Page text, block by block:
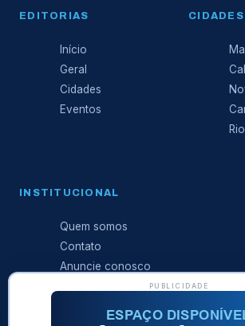
EDITORIAS
Início
Geral
Cidades
Eventos
CIDADES
INSTITUCIONAL
Quem somos
Contato
Anuncie conosco
privacidade
PUBLICIDADE